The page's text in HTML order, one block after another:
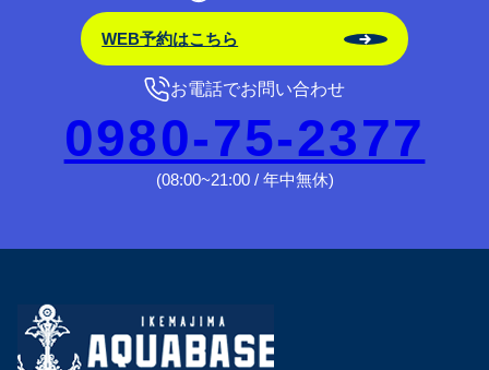
WEB予約はこちら
お電話でお問い合わせ
0980-75-2377
(08:00~21:00 / 年中無休)